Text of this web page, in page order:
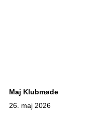
Maj Klubmøde
26. maj 2026